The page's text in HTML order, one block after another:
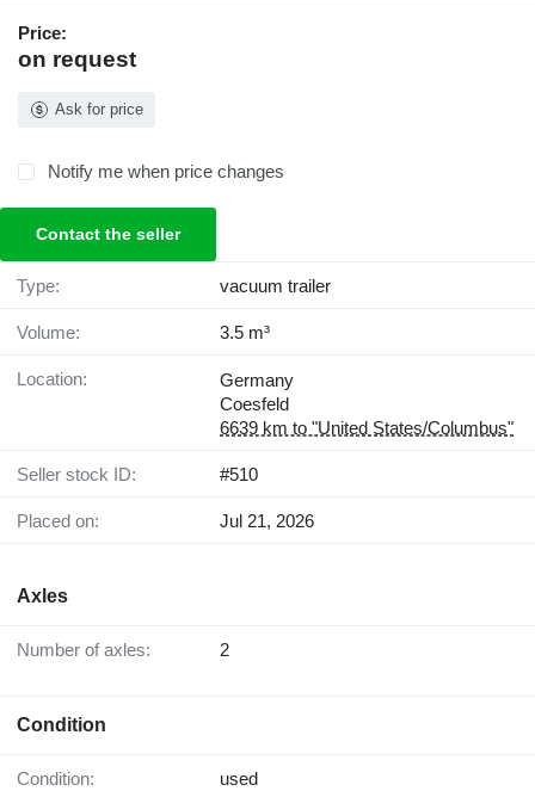
Price:
on request
Ask for price
Notify me when price changes
Contact the seller
Type: vacuum trailer
Volume: 3.5 m³
Location:
Germany
Coesfeld
6639 km to "United States/Columbus"
Seller stock ID: #510
Placed on: Jul 21, 2026
Axles
Number of axles: 2
Condition
Condition: used